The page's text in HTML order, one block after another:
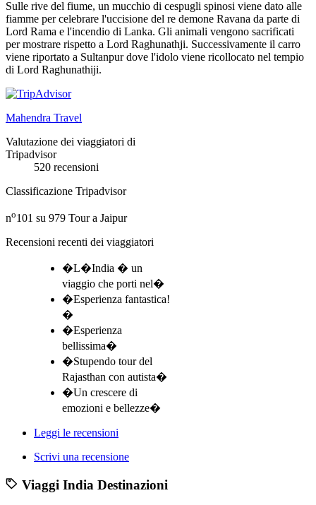
Sulle rive del fiume, un mucchio di cespugli spinosi viene dato alle
fiamme per celebrare l'uccisione del re demone Ravana da parte di
Lord Rama e l'incendio di Lanka. Gli animali vengono sacrificati
per mostrare rispetto a Lord Raghunathji. Successivamente il carro
viene riportato a Sultanpur dove l'idolo viene ricollocato nel tempio
di Lord Raghunathiji.
Mahendra Travel
Valutazione dei viaggiatori di
Tripadvisor
520 recensioni
Classificazione Tripadvisor
no101 su 979 Tour a Jaipur
Recensioni recenti dei viaggiatori
�L�India � un
viaggio che porti nel�
�Esperienza fantastica!
�
�Esperienza
bellissima�
�Stupendo tour del
Rajasthan con autista�
�Un crescere di
emozioni e bellezze�
Leggi le recensioni
Scrivi una recensione
Viaggi India Destinazioni